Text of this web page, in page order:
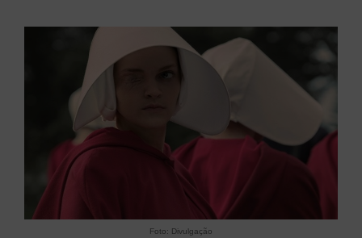
Foto: Divulgação